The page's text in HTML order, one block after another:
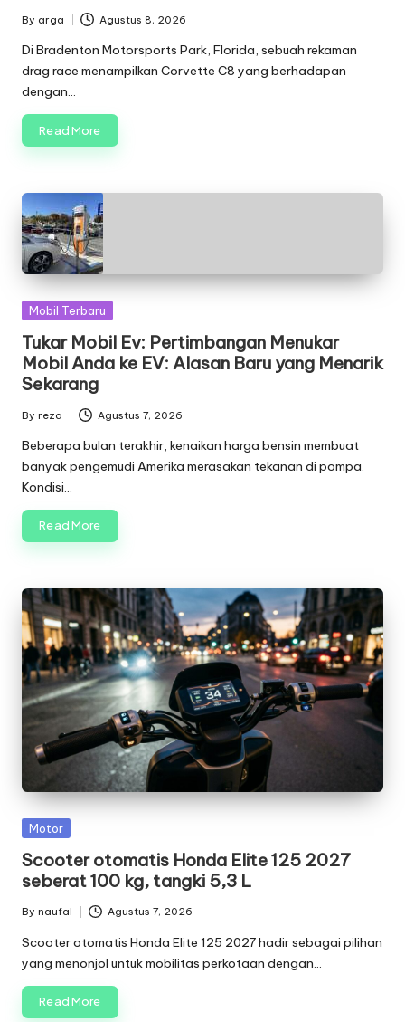
Posted
by
By arga Agustus 8, 2026
Di Bradenton Motorsports Park, Florida, sebuah rekaman
drag race menampilkan Corvette C8 yang berhadapan
dengan…
Read More
Posted
Mobil Terbaru
Tukar Mobil Ev: Pertimbangan Menukar
Mobil Anda ke EV: Alasan Baru yang Menarik
Sekarang
Posted
by
By reza Agustus 7, 2026
Beberapa bulan terakhir, kenaikan harga bensin membuat
banyak pengemudi Amerika merasakan tekanan di pompa.
Kondisi…
Read More
Posted
Motor
Scooter otomatis Honda Elite 125 2027
seberat 100 kg, tangki 5,3 L
Posted
by
By naufal Agustus 7, 2026
Scooter otomatis Honda Elite 125 2027 hadir sebagai pilihan
yang menonjol untuk mobilitas perkotaan dengan…
Read More